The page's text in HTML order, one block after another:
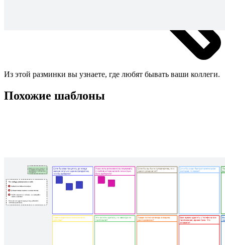
Из этой разминки вы узнаете, где любят бывать ваши коллеги.
Похожие шаблоны